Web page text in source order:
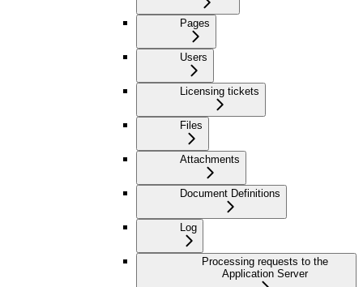
Pages
Users
Licensing tickets
Files
Attachments
Document Definitions
Log
Processing requests to the
Application Server